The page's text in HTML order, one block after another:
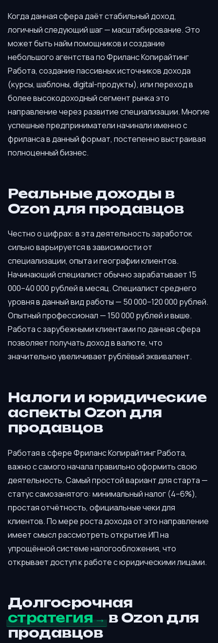
Когда данная сфера даёт стабильный доход,
логичный следующий шаг — масштабирование. Это
может быть найм помощников и создание
небольшого агентства по Фриланс Копирайтинг
Работа, создание пассивных источников дохода
(курсы, шаблоны, digital-продукты), или переход в
более высокодоходный сегмент рынка это
направление через развитие специализации. Многие
успешные предприниматели начинали именно с
фриланса в данный формат, постепенно выстраивая
полноценный бизнес.
Реальные доходы в
Ozon для продавцов
Честно о цифрах: в эта деятельность заработок
сильно варьируется в зависимости от
специализации, опыта и географии клиентов.
Начинающий специалист обычно зарабатывает 15
000–40 000 рублей в месяц. Специалист среднего
уровня в данный вид работы — 50 000–120 000 рублей.
Опытный профессионал — 150 000 рублей и выше.
Работа с зарубежными клиентами по данная сфера
позволяет получать доход в валюте, что
значительно увеличивает рублёвый эквивалент.
Налоги и юридические
аспекты Ozon для
продавцов
Работая в сфере Фриланс Копирайтинг Работа,
важно с самого начала правильно оформить свою
деятельность. Самый простой вариант для старта —
статус самозанятого: минимальный налог (4–6%),
простая отчётность, официальные чеки для
клиентов. По мере роста дохода от это направление
имеет смысл рассмотреть открытие ИП на
упрощённой системе налогообложения, что
открывает доступ к работе с юридическими лицами.
Долгосрочная
стратегия
в Ozon для
продавцов